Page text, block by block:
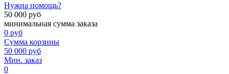
Нужна помощь?
50 000 руб
минимальная сумма заказа
0 руб
Сумма корзины
50 000 руб
Мин. заказ
0